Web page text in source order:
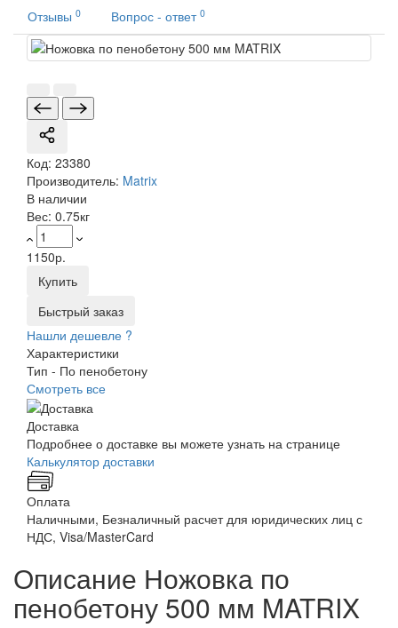
Отзывы 0 Вопрос - ответ 0
Код: 23380
Производитель: Matrix
В наличии
Вес: 0.75кг
1150р.
Купить
Быстрый заказ
Нашли дешевле ?
Характеристики
Тип - По пенобетону
Смотреть все
Доставка
Подробнее о доставке вы можете узнать на странице
Калькулятор доставки
Оплата
Наличными, Безналичный расчет для юридических лиц с
НДС, Visa/MasterCard
Описание Ножовка по
пенобетону 500 мм MATRIX